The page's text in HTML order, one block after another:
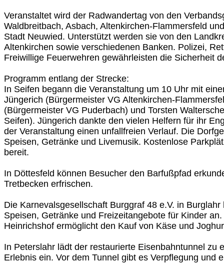
Veranstaltet wird der Radwandertag von den
Waldbreitbach, Asbach, Altenkirchen-Flammersfeld
Stadt Neuwied. Unterstützt werden sie von den
Altenkirchen sowie verschiedenen Banken. Polizei,
Freiwillige Feuerwehren gewährleisten die Sicherheit
Programm entlang der Strecke:
In Seifen begann die Veranstaltung um 10 Uhr mit
Jüngerich (Bürgermeister VG Altenkirchen-
(Bürgermeister VG Puderbach) und Torsten
Seifen). Jüngerich dankte den vielen Helfern für ihr
der Veranstaltung einen unfallfreien Verlauf. Die
Speisen, Getränke und Livemusik. Kostenlose
bereit.
In Döttesfeld können Besucher den Barfußpfad
Tretbecken erfrischen.
Die Karnevalsgesellschaft Burggraf 48 e.V. in
Speisen, Getränke und Freizeitangebote für Kinder
Heinrichshof ermöglicht den Kauf von Käse und
In Peterslahr lädt der restaurierte Eisenbahntunnel zu
Erlebnis ein. Vor dem Tunnel gibt es Verpflegung und